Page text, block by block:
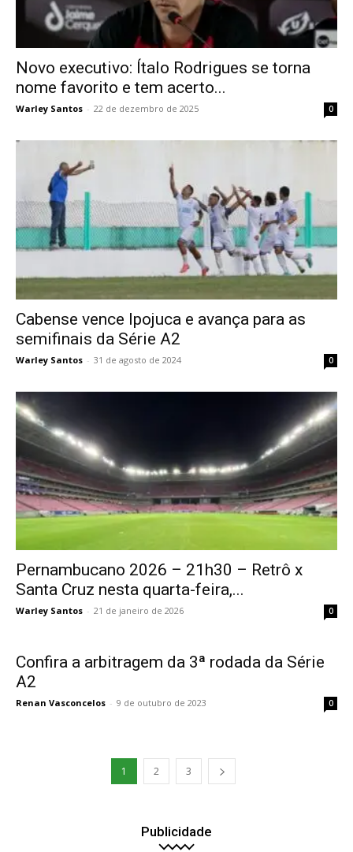
Novo executivo: Ítalo Rodrigues se torna
nome favorito e tem acerto...
Warley Santos - 22 de dezembro de 2025 0
Cabense vence Ipojuca e avança para as
semifinais da Série A2
Warley Santos - 31 de agosto de 2024 0
Pernambucano 2026 – 21h30 – Retrô x
Santa Cruz nesta quarta-feira,...
Warley Santos - 21 de janeiro de 2026 0
Confira a arbitragem da 3ª rodada da Série
A2
Renan Vasconcelos - 9 de outubro de 2023 0
1 2 3
Publicidade